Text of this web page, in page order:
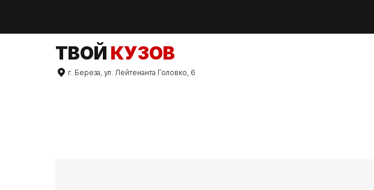
TВОЙ КУЗОВ
г. Береза, ул. Лейтенанта Головко, 6